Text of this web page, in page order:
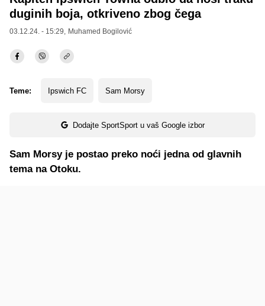
duginih boja, otkriveno zbog čega
03.12.24. - 15:29, Muhamed Bogilović
Teme: Ipswich FC Sam Morsy
Dodajte SportSport u vaš Google izbor
Sam Morsy je postao preko noći jedna od glavnih
tema na Otoku.